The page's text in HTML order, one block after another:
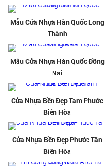
Mẫu Cửa Nhựa Hàn Quốc Long
Thành
Mẫu Cửa Nhựa Hàn Quốc Đồng
Nai
Cửa Nhựa Bền Đẹp Tam Phước
Biên Hòa
Cửa Nhựa Bền Đẹp Phước Tân
Biên Hòa